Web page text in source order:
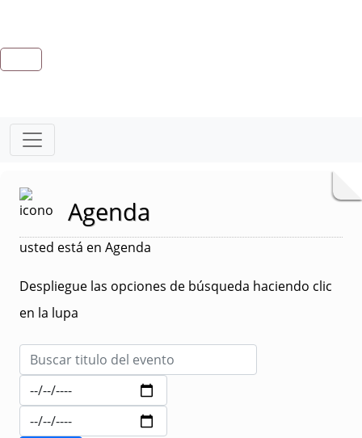
Agenda
usted está en Agenda
Despliegue las opciones de búsqueda haciendo clic
en la lupa